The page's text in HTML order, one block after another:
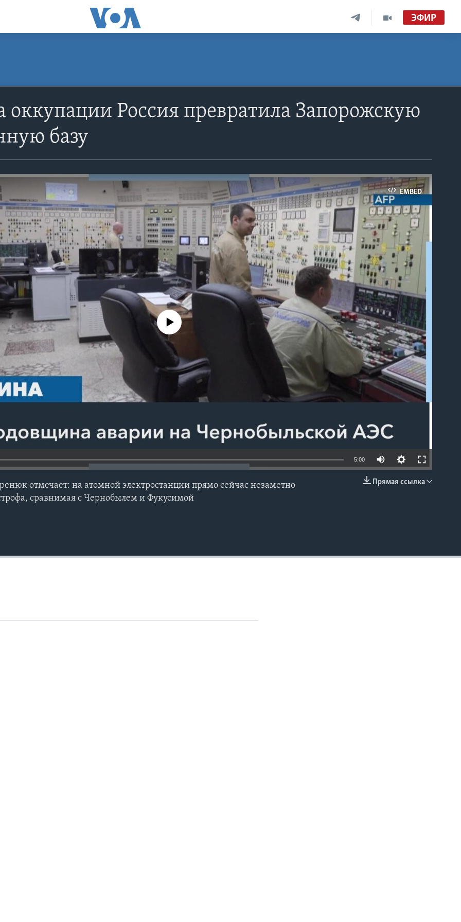
ЭФИР
оккупации Россия превратила Запорожскую
базу
EMBED
No media source currently available
5:00
Прямая ссылка
отмечает: на атомной электростанции прямо сейчас незаметно
сравнимая с Чернобылем и Фукусимой